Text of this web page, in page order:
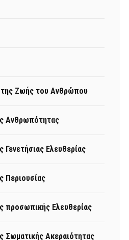
της Ζωής του Ανθρώπου
Ανθρωπότητας
Γενετήσιας Ελευθερίας
Περιουσίας
προσωπικής Ελευθερίας
Σωματικής Ακεραιότητας